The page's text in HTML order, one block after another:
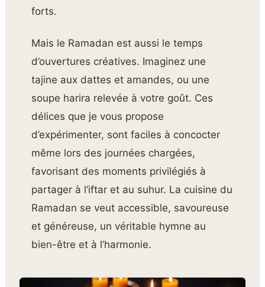
forts.
Mais le Ramadan est aussi le temps
d’ouvertures créatives. Imaginez une
tajine aux dattes et amandes, ou une
soupe harira relevée à votre goût. Ces
délices que je vous propose
d’expérimenter, sont faciles à concocter
même lors des journées chargées,
favorisant des moments privilégiés à
partager à l’iftar et au suhur. La cuisine du
Ramadan se veut accessible, savoureuse
et généreuse, un véritable hymne au
bien-être et à l’harmonie.